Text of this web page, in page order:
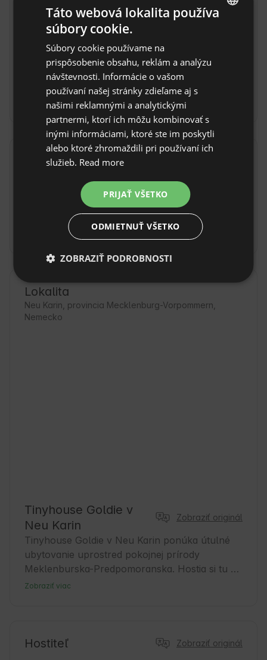
8 km). Odtiaľ vás
radi
vyzdvihneme.
TaxíkomExistuje
autobus na
zavolanie –
miestna doprava
rebus.
Pravidlá objektu
Čas príchodu: Od 15:00
Čas odhlásenia: Do 11:00
Bezplatné zrušenie rezervácie: do 7 dní pred
dátumom príchodu
Lokalita
Neu Karin, provincia Mecklenburg-Vorpommern,
Nemecko
Tinyhouse Goldie v
Neu Karin
Zobraziť originál
Tinyhouse Goldie v Neu Karin ponúka útulné
ubytovanie uprostred pokojnej prírody
Meklenburska-Predpomoranska. Hostia si tu
môžu vychutnať uvoľnenú atmosféru, ideálnu
dá vyraziť na množstvo výletov do okolia. Či už
Zobraziť viac
Hostiteľ Zobraziť originál
FRENCH
CZECH
Táto webová lokalita používa
súbory cookie.
Súbory cookie používame na
prispôsobenie obsahu, reklám a analýzu
návštevnosti. Informácie o vašom
používaní našej stránky zdieľame aj s
našimi reklamnými a analytickými
partnermi, ktorí ich môžu kombinovať s
inými informáciami, ktoré ste im poskytli
alebo ktoré zhromaždili pri používaní ich
služieb. Read more
PRIJAŤ VŠETKO
ODMIETNUŤ VŠETKO
ZOBRAZIŤ PODROBNOSTI